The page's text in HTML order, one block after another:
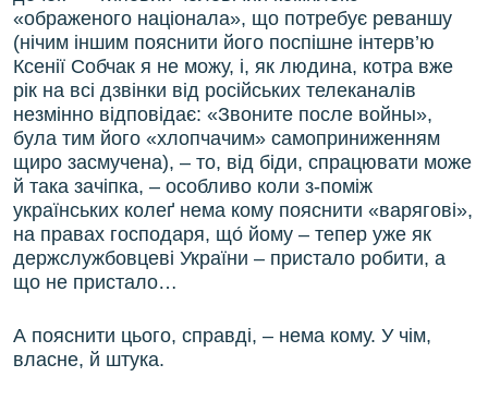
«ображеного націонала», що потребує реваншу
(нічим іншим пояснити його поспішне інтерв’ю
Ксенії Собчак я не можу, і, як людина, котра вже
рік на всі дзвінки від російських телеканалів
незмінно відповідає: «Звоните после войны»,
була тим його «хлопчачим» самоприниженням
щиро засмучена), – то, від біди, спрацювати може
й така зачіпка, – особливо коли з-поміж
українських колеґ нема кому пояснити «варягові»,
на правах господаря, що́ йому – тепер уже як
держслужбовцеві України – пристало робити, а
що не пристало…
А пояснити цього, справді, – нема кому. У чім,
власне, й штука.